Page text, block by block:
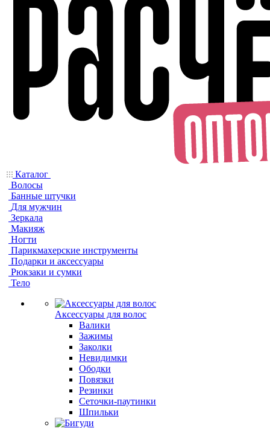
Каталог
Волосы
Банные штучки
Для мужчин
Зеркала
Макияж
Ногти
Парикмахерские инструменты
Подарки и аксессуары
Рюкзаки и сумки
Тело
Аксессуары для волос
Валики
Зажимы
Заколки
Невидимки
Ободки
Повязки
Резинки
Сеточки-паутинки
Шпильки